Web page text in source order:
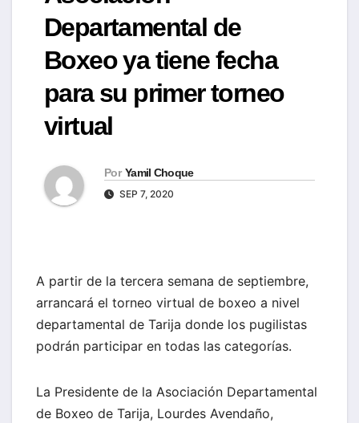
Departamental de
Boxeo ya tiene fecha
para su primer torneo
virtual
Por Yamil Choque
SEP 7, 2020
A partir de la tercera semana de septiembre,
arrancará el torneo virtual de boxeo a nivel
departamental de Tarija donde los pugilistas
podrán participar en todas las categorías.
La Presidente de la Asociación Departamental
de Boxeo de Tarija, Lourdes Avendaño,